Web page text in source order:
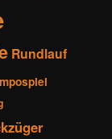
Rundlauf